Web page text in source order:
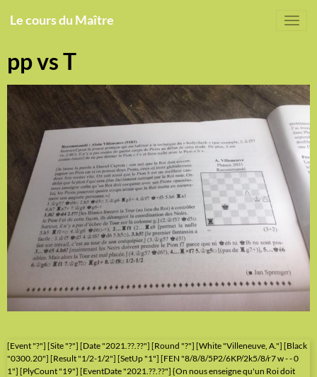
Le cours du Maître
pp vs T
[Event "?"] [Site "?"] [Date "2021.??.??"] [Round "?"] [White "Villeneuve, A."] [Black
"0300.20"] [Result "1/2-1/2"] [SetUp "1"] [FEN "8/8/8/5P2/6KP/2k5/8/r7 w - - 0
1"] [PlyCount "19"] [EventDate "2021.??.??"] {On nous enseigne qu'un Roi doit